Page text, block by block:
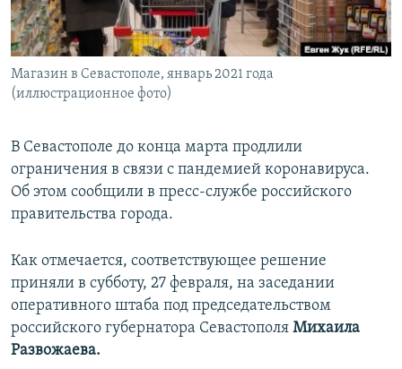
ELIFBE
УКРАИНСКАЯ ПРОБЛЕМА КРЫМА
Все сайты RFE/RL
Магазин в Севастополе, январь 2021 года
(иллюстрационное фото)
В Севастополе до конца марта продлили
ограничения в связи с пандемией коронавируса.
Об этом сообщили в пресс-службе российского
правительства города.
Как отмечается, соответствующее решение
приняли в субботу, 27 февраля, на заседании
оперативного штаба под председательством
российского губернатора Севастополя Михаила
Развожаева.